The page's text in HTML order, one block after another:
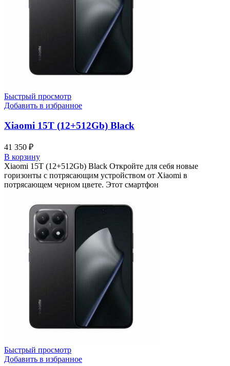
Быстрый просмотр
Добавить в избранное
Xiaomi 15Т (12+512Gb) Black
41 350 ₽
В корзину
Xiaomi 15Т (12+512Gb) Black Откройте для себя новые
горизонты с потрясающим устройством от Xiaomi в
потрясающем черном цвете. Этот смартфон
Быстрый просмотр
Добавить в избранное